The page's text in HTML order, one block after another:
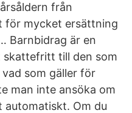
från
för mycket ersättning
Barnbidrag är en
skattefritt till den som
som gäller för
man inte ansöka om
automatiskt. Om du